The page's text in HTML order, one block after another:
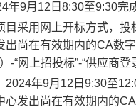
年9月 12 日 8:30至9:30完
目采用网上开标方式，投
出尚在有效期内的CA数
） -“网上招投标”-“供应商登
2024年9月 12 日 9:30至
心发出尚在有效期内的CA